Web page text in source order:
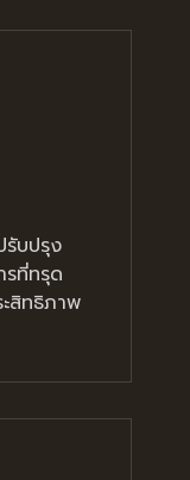
รับปรุง
รที่ทรุด
สิทธิภาพ